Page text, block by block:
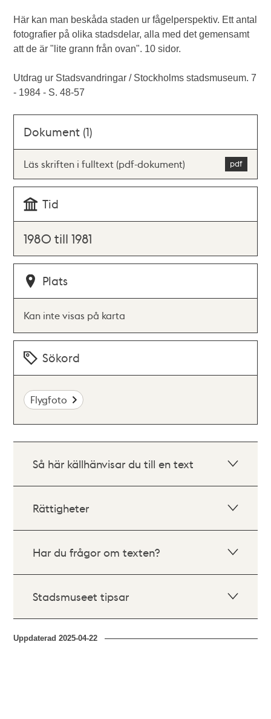
Här kan man beskåda staden ur fågelperspektiv. Ett antal
fotografier på olika stadsdelar, alla med det gemensamt
att de är "lite grann från ovan". 10 sidor.
Utdrag ur Stadsvandringar / Stockholms stadsmuseum. 7
- 1984 - S. 48-57
Dokument (1)
Läs skriften i fulltext (pdf-dokument)
Tid
1980 till 1981
Plats
Kan inte visas på karta
Sökord
Flygfoto
Så här källhänvisar du till en text
Rättigheter
Har du frågor om texten?
Stadsmuseet tipsar
Uppdaterad2025-04-22